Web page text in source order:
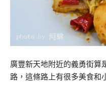
廣豐新天地附近的義勇街算
路，這條路上有很多美食和